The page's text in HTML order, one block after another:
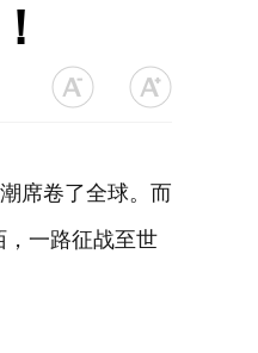
席卷了全球。而
一路征战至世